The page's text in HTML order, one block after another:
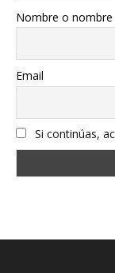
Nombre o
Email
Si continúas,